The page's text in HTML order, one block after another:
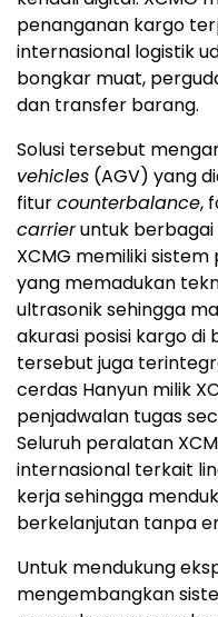
penanganan kargo
internasional logistik
bongkar muat,
dan transfer barang.
Solusi tersebut
vehicles (AGV) yang
fiturcounterbalance,
carrieruntuk berbagai
XCMG memiliki
yang memadukan
ultrasonik sehingga
akurasi posisi kargo di
tersebut juga
cerdas Hanyun milik
penjadwalan tugas
Seluruh peralatan
internasional terkait
kerja sehingga
berkelanjutan tanpa
Untuk mendukung
mengembangkan